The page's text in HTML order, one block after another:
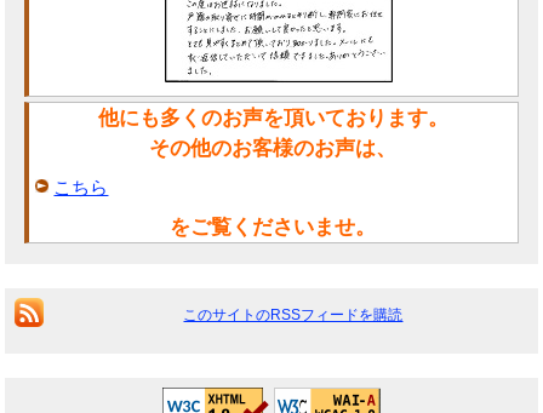
他にも多くのお声を頂いております。
その他のお客様のお声は、
こちら
をご覧くださいませ。
このサイトのRSSフィードを購読